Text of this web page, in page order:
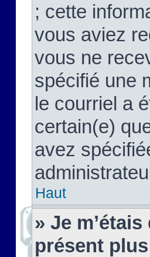
; cette
vous aviez
vous ne
spécifié une
le courriel a
certain(e)
avez
Haut
» Je
présent